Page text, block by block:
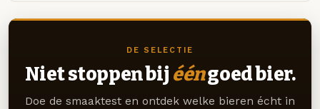
DE SELECTIE
Niet stoppen bij ééngoed bier.
Doe de smaaktest en ontdek welke bieren écht in